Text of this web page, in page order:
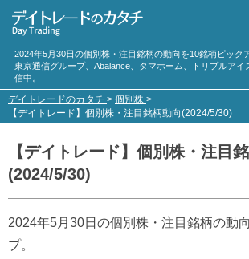
2024年5月30日の個別株・注目銘柄の動向を10銘柄ピック
東京通信グループ、Abalance、タマホーム、トリプルアイ
信中。
デイトレードのカタチ > 個別株 >
【デイトレード】個別株・注目銘柄動向(2024/5/30)
【デイトレード】個別株・注目
(2024/5/30)
2024年5月30日の個別株・注目銘柄の動
プ。